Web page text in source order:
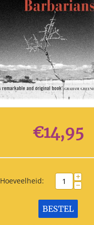
€14,95
Hoeveelheid: +
−
BESTEL